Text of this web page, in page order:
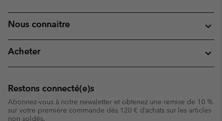
Nous connaitre
Acheter
Restons connecté(e)s
Abonnez-vous à notre newsletter et obtenez une remise de 10 %
sur votre première commande dès 120 € d’achats sur les articles
non soldés.